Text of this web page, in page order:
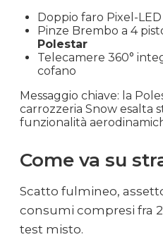
Doppio faro Pixel-LED
Pinze Brembo a 4
Polestar
Telecamere 360°
cofano
Messaggio chiave: la
carrozzeria Snow esalta
funzionalità
Come va su
Scatto fulmineo,
consumi compresi fra
test misto.